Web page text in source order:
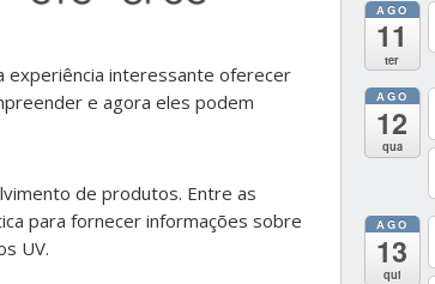
experiência interessante oferecer
e agora eles podem
de produtos. Entre as
para fornecer informações sobre
UV.
AGO
11
ter
AGO
12
qua
AGO
13
qui